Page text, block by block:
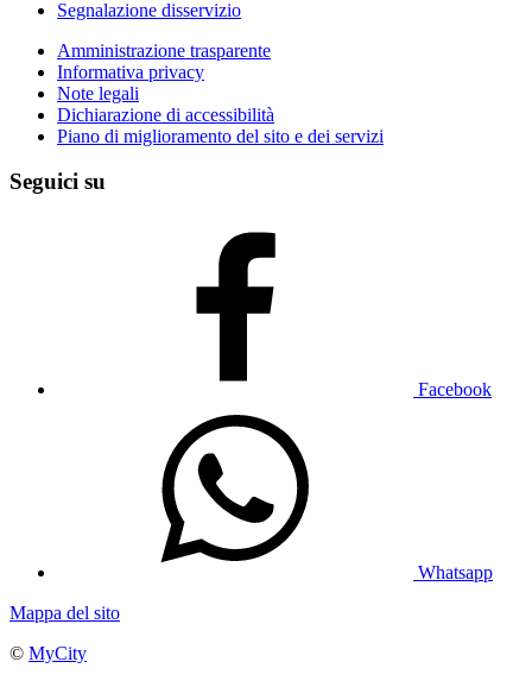
Segnalazione disservizio
Amministrazione trasparente
Informativa privacy
Note legali
Dichiarazione di accessibilità
Piano di miglioramento del sito e dei servizi
Seguici su
Facebook
Whatsapp
Mappa del sito
© MyCity